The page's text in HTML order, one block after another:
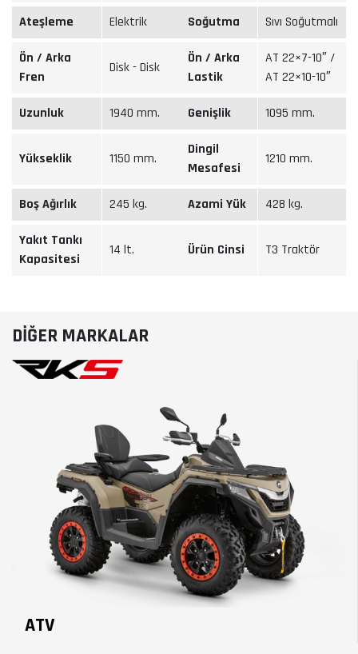
Ateşleme Elektrik Soğutma Sıvı Soğutmalı
Ön / Arka
Fren
Disk - Disk
Ön / Arka
Lastik
AT 22×7-10″ /
AT 22×10-10″
Uzunluk 1940 mm. Genişlik 1095 mm.
Yükseklik 1150 mm.
Dingil
Mesafesi
1210 mm.
Boş Ağırlık 245 kg. Azami Yük 428 kg.
Yakıt Tankı
Kapasitesi
14 lt. Ürün Cinsi T3 Traktör
DİĞER MARKALAR
ATV